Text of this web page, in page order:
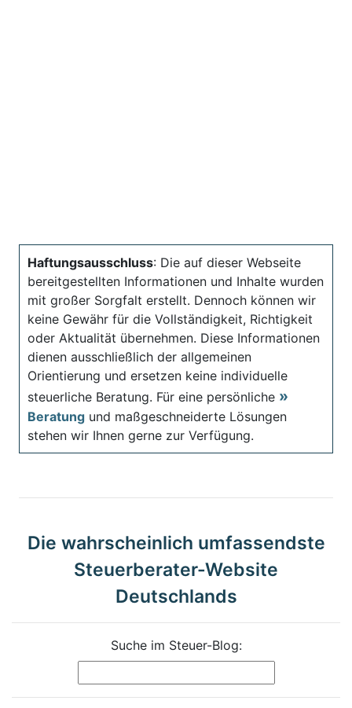
Haftungsausschluss: Die auf dieser Webseite
bereitgestellten Informationen und Inhalte wurden
mit großer Sorgfalt erstellt. Dennoch können wir
keine Gewähr für die Vollständigkeit, Richtigkeit
oder Aktualität übernehmen. Diese Informationen
dienen ausschließlich der allgemeinen
Orientierung und ersetzen keine individuelle
steuerliche Beratung. Für eine persönliche
Beratung und maßgeschneiderte Lösungen
stehen wir Ihnen gerne zur Verfügung.
Die wahrscheinlich umfassendste
Steuerberater-Website
Deutschlands
Suche im Steuer-Blog: